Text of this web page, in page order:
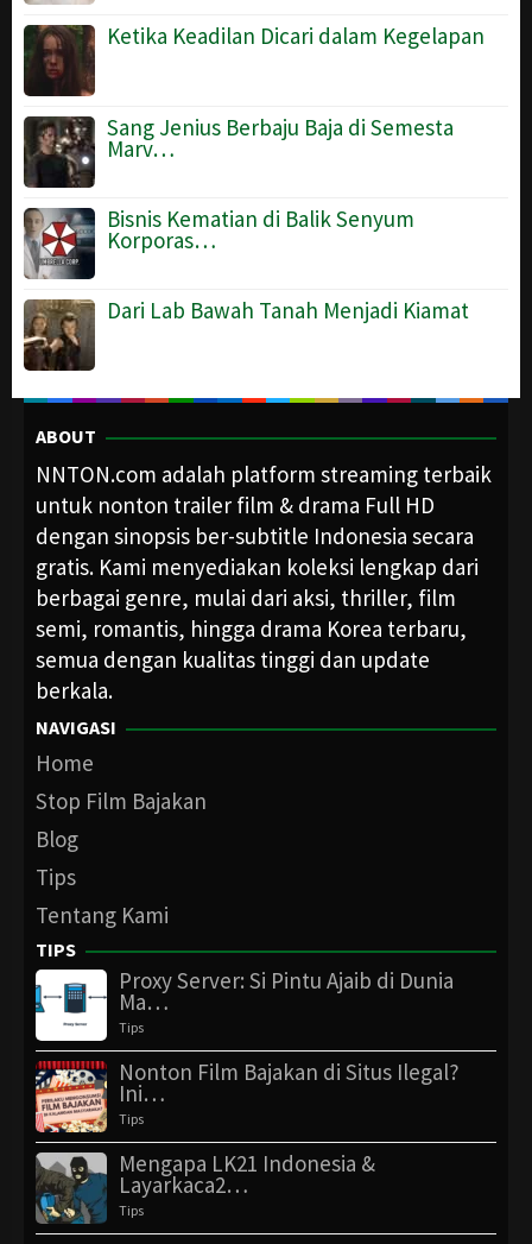
Ketika Keadilan Dicari dalam Kegelapan
Sang Jenius Berbaju Baja di Semesta
Marv…
Bisnis Kematian di Balik Senyum
Korporas…
Dari Lab Bawah Tanah Menjadi Kiamat
ABOUT
NNTON.com adalah platform streaming terbaik
untuk nonton trailer film & drama Full HD
dengan sinopsis ber-subtitle Indonesia secara
gratis. Kami menyediakan koleksi lengkap dari
berbagai genre, mulai dari aksi, thriller, film
semi, romantis, hingga drama Korea terbaru,
semua dengan kualitas tinggi dan update
berkala.
NAVIGASI
Home
Stop Film Bajakan
Blog
Tips
Tentang Kami
TIPS
Proxy Server: Si Pintu Ajaib di Dunia
Ma…
Tips
Nonton Film Bajakan di Situs Ilegal?
Ini…
Tips
Mengapa LK21 Indonesia &
Layarkaca2…
Tips